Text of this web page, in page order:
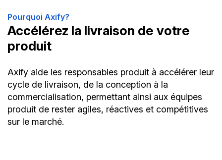
Pourquoi Axify?
Accélérez la livraison de votre
produit
Axify aide les responsables produit à accélérer leur
cycle de livraison, de la conception à la
commercialisation, permettant ainsi aux équipes
produit de rester agiles, réactives et compétitives
sur le marché.